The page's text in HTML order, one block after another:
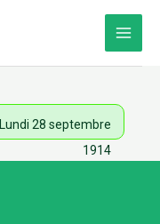
Lundi 28 septembre
1914